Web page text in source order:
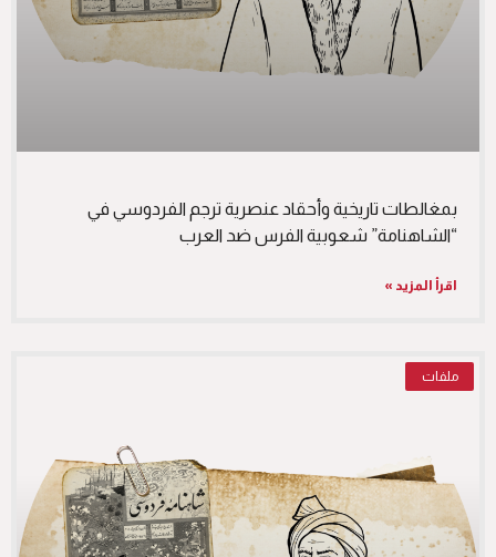
بمغالطات تاريخية وأحقاد عنصرية ترجم الفردوسي في
“الشاهنامة” شعوبية الفرس ضد العرب
اقرأ المزيد »
ملفات